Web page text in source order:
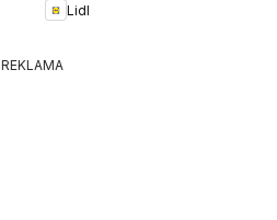
Lidl
REKLAMA